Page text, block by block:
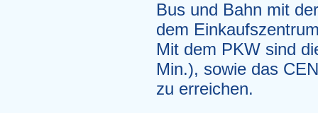
Bus und Bahn mit
dem
Mit dem PKW sind
Min.), sowie das
zu erreichen.